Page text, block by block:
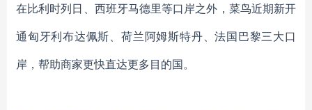
在比利时列日、西班牙马德里等口岸之外，菜鸟近期新开
通匈牙利布达佩斯、荷兰阿姆斯特丹、法国巴黎三大口
岸，帮助商家更快直达更多目的国。